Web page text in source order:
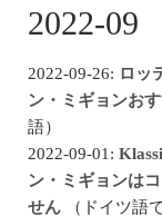
2022-09
2022-09-26: ロッ
ン・ミギョンお
語）
2022-09-01:
ン・ミギョンは
せん （ドイツ語で